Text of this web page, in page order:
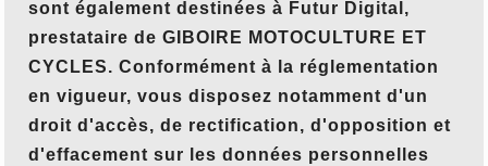
sont également destinées à Futur Digital,
prestataire de GIBOIRE MOTOCULTURE ET
CYCLES. Conformément à la réglementation
en vigueur, vous disposez notamment d'un
droit d'accès, de rectification, d'opposition et
d'effacement sur les données personnelles